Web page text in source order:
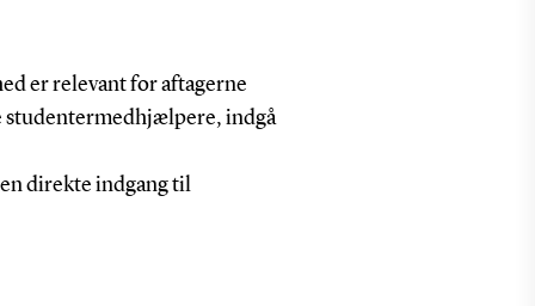
er relevant for aftagerne
studentermedhjælpere, indgå
direkte indgang til